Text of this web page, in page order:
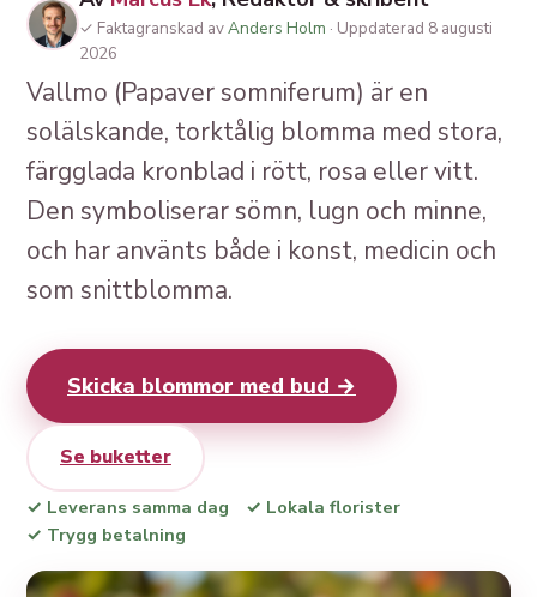
✓ Faktagranskad avAnders Holm · Uppdaterad 8 augusti
2026
Vallmo (Papaver somniferum) är en
solälskande, torktålig blomma med stora,
färgglada kronblad i rött, rosa eller vitt.
Den symboliserar sömn, lugn och minne,
och har använts både i konst, medicin och
som snittblomma.
Skicka blommor med bud →
Se buketter
✓ Leverans samma dag
✓ Lokala florister
✓ Trygg betalning